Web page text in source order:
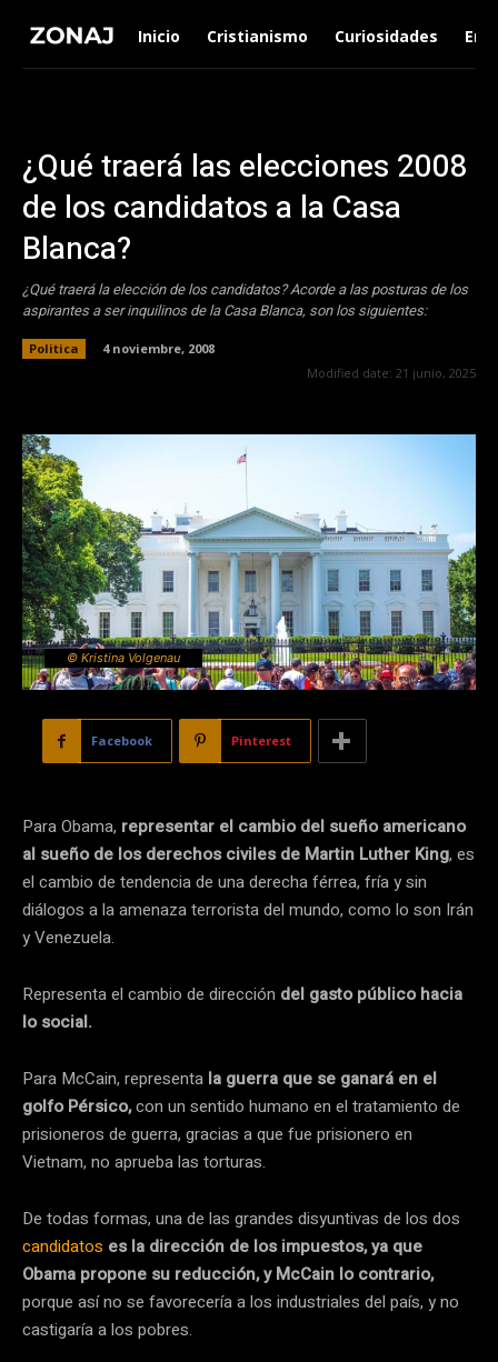
Inicio Cristianismo Curiosidades
¿Qué traerá las elecciones 2008
de los candidatos a la Casa
Blanca?
¿Qué traerá la elección de los candidatos? Acorde a las posturas de los
aspirantes a ser inquilinos de la Casa Blanca, son los siguientes:
Politica
4 noviembre, 2008
Modified date: 21 junio, 2025
© Kristina Volgenau
Facebook Pinterest
Para Obama, representar el cambio del sueño americano
al sueño de los derechos civiles de Martin Luther King, es
el cambio de tendencia de una derecha férrea, fría y sin
diálogos a la amenaza terrorista del mundo, como lo son Irán
y Venezuela.
Representa el cambio de dirección del gasto público hacia
lo social.
Para McCain, representa la guerra que se ganará en el
golfo Pérsico,con un sentido humano en el tratamiento de
prisioneros de guerra, gracias a que fue prisionero en
Vietnam, no aprueba las torturas.
De todas formas, una de las grandes disyuntivas de los dos
candidatos es la dirección de los impuestos, ya que
Obama propone su reducción, y McCain lo contrario,
porque así no se favorecería a los industriales del país, y no
castigaría a los pobres.